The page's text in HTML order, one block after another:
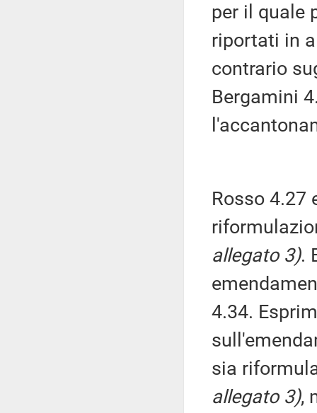
per il quale
riportati in
contrario
Bergamini
Rosso 4.27
allegato 3).
4.34.
sia
allegato 3),